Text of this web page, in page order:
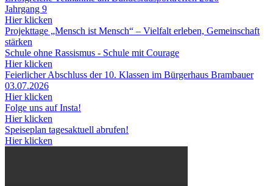
Jahrgang 9
Hier klicken
Projekttage „Mensch ist Mensch“ – Vielfalt erleben, Gemeinschaft
stärken
Schule ohne Rassismus - Schule mit Courage
Hier klicken
Feierlicher Abschluss der 10. Klassen im Bürgerhaus Brambauer
03.07.2026
Hier klicken
Folge uns auf Insta!
Hier klicken
Speiseplan tagesaktuell abrufen!
Hier klicken